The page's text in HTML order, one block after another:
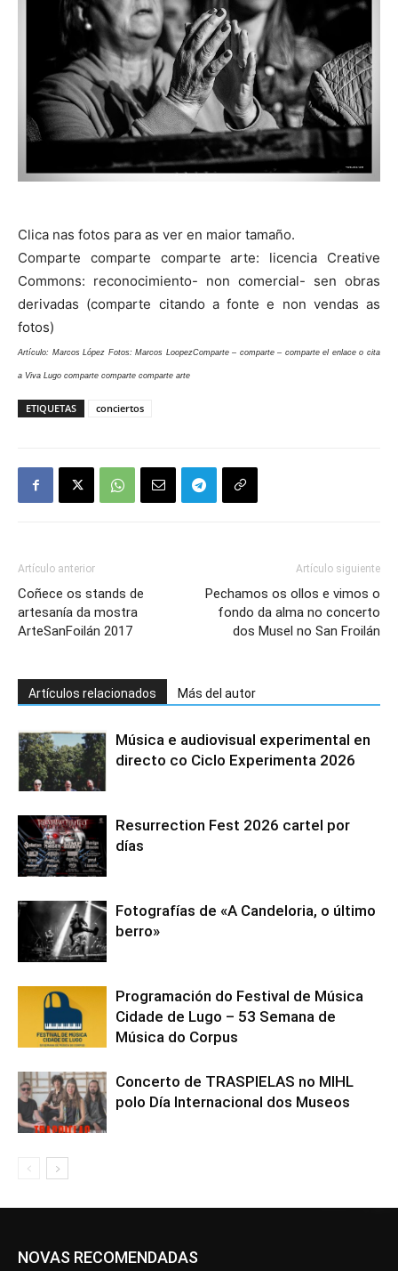
Clica nas fotos para as ver en maior tamaño.
Comparte comparte comparte arte: licencia Creative
Commons: reconocimiento- non comercial- sen obras
derivadas (comparte citando a fonte e non vendas as
fotos)
Artículo: Marcos López Fotos: Marcos LoopezComparte – comparte – comparte el enlace o cita
a Viva Lugo comparte comparte comparte arte
ETIQUETAS conciertos
Artículo anterior
Coñece os stands de
artesanía da mostra
ArteSanFoilán 2017
Artículo siguiente
Pechamos os ollos e vimos o
fondo da alma no concerto
dos Musel no San Froilán
Artículos relacionados Más del autor
Música e audiovisual experimental en
directo co Ciclo Experimenta 2026
Resurrection Fest 2026 cartel por
días
Fotografías de «A Candeloria, o último
berro»
Programación do Festival de Música
Cidade de Lugo – 53 Semana de
Música do Corpus
Concerto de TRASPIELAS no MIHL
polo Día Internacional dos Museos
NOVAS RECOMENDADAS